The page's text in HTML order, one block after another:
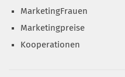
MarketingFrauen
Marketingpreise
Kooperationen